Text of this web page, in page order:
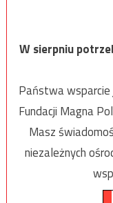
W sierpniu
Państwa wsparcie
Fundacji Magna
Masz
niezależnych